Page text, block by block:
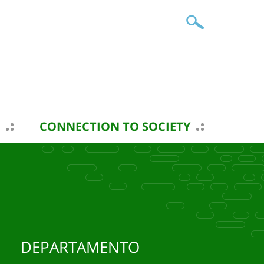
CONNECTION TO SOCIETY
DEPARTAMENTO